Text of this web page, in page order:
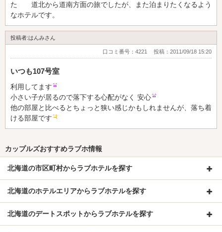
た 道北から道南方面の旅でしたが、また泊まりたくなるよう
なホテルです。
投稿者:はんみさん
口コミ番号：4221 投稿：2011/09/18 15:20
いつも107号室
利用してます
小さい子が居るので落下する心配がなく 安心
他の部屋と比べるとちょっと狭い感じかもしれませんが、落ち着
ける部屋です
カップルズおすすめラブホ情報
北海道の市区町村からラブホテルを探す
北海道のホテルエリアからラブホテルを探す
北海道のデートスポットからラブホテルを探す